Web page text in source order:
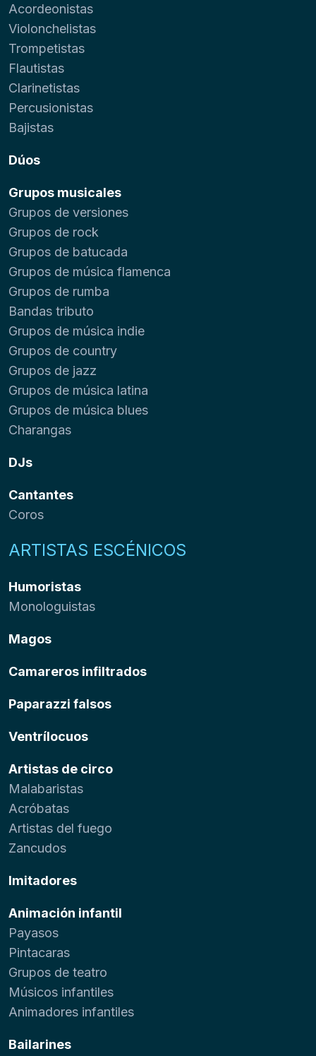
Acordeonistas
Violonchelistas
Trompetistas
Flautistas
Clarinetistas
Percusionistas
Bajistas
Dúos
Grupos musicales
Grupos de versiones
Grupos de rock
Grupos de batucada
Grupos de música flamenca
Grupos de rumba
Bandas tributo
Grupos de música indie
Grupos de country
Grupos de jazz
Grupos de música latina
Grupos de música blues
Charangas
DJs
Cantantes
Coros
ARTISTAS ESCÉNICOS
Humoristas
Monologuistas
Magos
Camareros infiltrados
Paparazzi falsos
Ventrílocuos
Artistas de circo
Malabaristas
Acróbatas
Artistas del fuego
Zancudos
Imitadores
Animación infantil
Payasos
Pintacaras
Grupos de teatro
Músicos infantiles
Animadores infantiles
Bailarines